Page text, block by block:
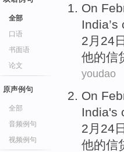
全部
口语
书面语
论文
原声例句
全部
音频例句
视频例句
On
India’s
2月 24日
他的信
youdao
On
India's
2月 24日
他的信